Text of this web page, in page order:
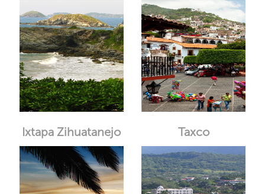
Ixtapa Zihuatanejo Taxco